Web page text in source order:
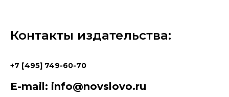
Контакты издательства:
+7 [495] 749-60-70
E-mail: info@novslovo.ru